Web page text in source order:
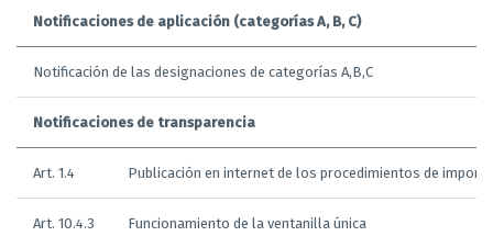
Notificaciones de aplicación (categorías A, B, C)
Notificación de las designaciones de categorías A,B,C
Notificaciones de transparencia
Art. 1.4 Publicación en internet de los procedimientos de
Art. 10.4.3 Funcionamiento de la ventanilla única